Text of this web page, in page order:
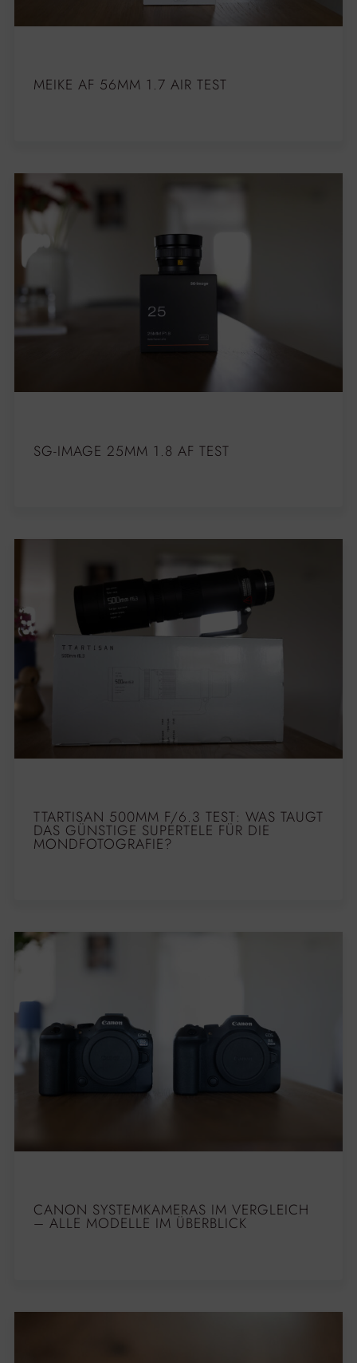
MEIKE AF 56MM 1.7 AIR TEST
SG-IMAGE 25MM 1.8 AF TEST
TTARTISAN 500MM F/6.3 TEST: WAS TAUGT
DAS GÜNSTIGE SUPERTELE FÜR DIE
MONDFOTOGRAFIE?
CANON SYSTEMKAMERAS IM VERGLEICH
– ALLE MODELLE IM ÜBERBLICK